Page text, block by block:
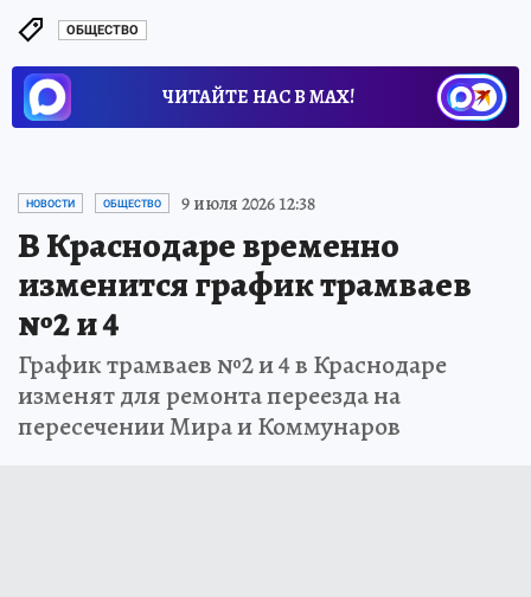
ОБЩЕСТВО
ЧИТАЙТЕ НАС В МАХ!
НОВОСТИ ОБЩЕСТВО 9 июля 2026 12:38
В Краснодаре временно
изменится график трамваев
№2 и 4
График трамваев №2 и 4 в Краснодаре
изменят для ремонта переезда на
пересечении Мира и Коммунаров